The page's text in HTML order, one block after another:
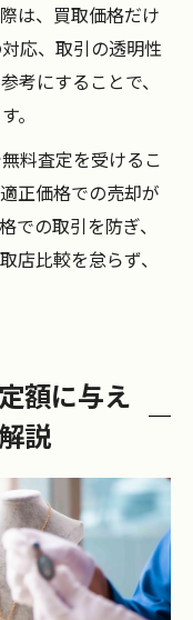
は、買取価格だけ
応、取引の透明性
考にすることで、
。
料査定を受けるこ
正価格での売却が
での取引を防ぎ、
店比較を怠らず、
額に与え
説